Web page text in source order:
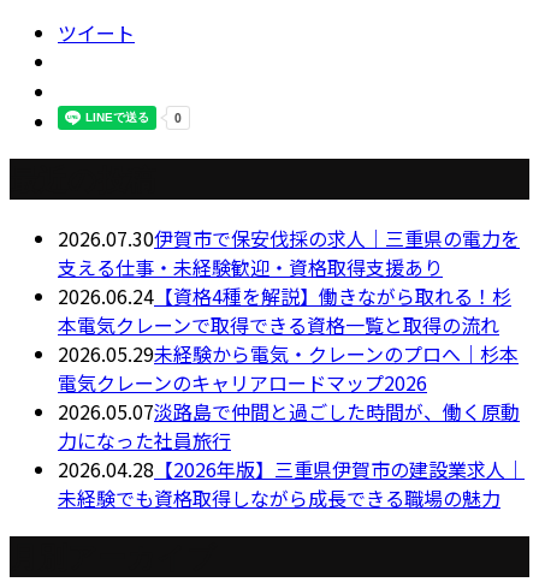
ツイート
2026.07.30伊賀市で保安伐採の求人｜三重県の電力を
支える仕事・未経験歓迎・資格取得支援あり
2026.06.24 【資格4種を解説】働きながら取れる！杉
本電気クレーンで取得できる資格一覧と取得の流れ
2026.05.29未経験から電気・クレーンのプロへ｜杉本
電気クレーンのキャリアロードマップ2026
2026.05.07淡路島で仲間と過ごした時間が、働く原動
力になった社員旅行
2026.04.28 【2026年版】三重県伊賀市の建設業求人｜
未経験でも資格取得しながら成長できる職場の魅力